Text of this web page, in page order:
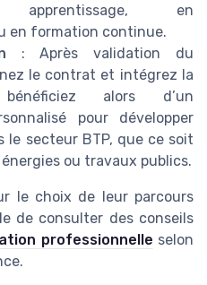
en
en formation continue.
: Après validation du
le contrat et intégrez la
alors d’un
pour développer
le secteur BTP, que ce soit
ou travaux publics.
le choix de leur parcours
de consulter des conseils
professionnelle selon